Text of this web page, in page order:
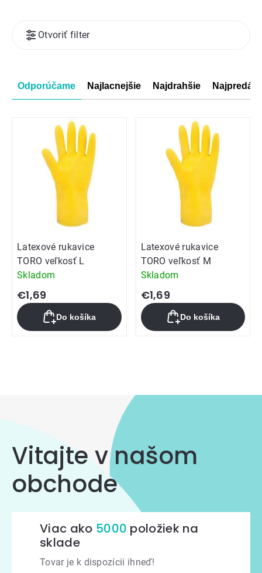
Radenie
produktov
Odporúčame Najlacnejšie Najdrahšie
Otvoriť filter
Výpis
Latexové rukavice
TORO veľkosť L
Skladom
€1,69
Do košíka
Latexové rukavice
TORO veľkosť M
Skladom
€1,69
Do košíka
prvky
výpisu
Vitajte v našom
obchode
Viac ako 5000 položiek na
sklade
Tovar je k dispozícii ihneď!